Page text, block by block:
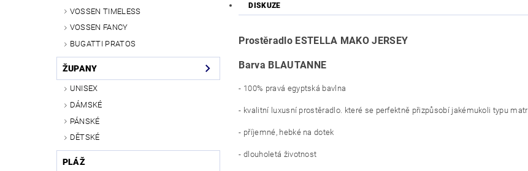
VOSSEN TIMELESS
VOSSEN FANCY
BUGATTI PRATOS
ŽUPANY
UNISEX
DÁMSKÉ
PÁNSKÉ
DĚTSKÉ
PLÁŽ
DISKUZE
Prostěradlo ESTELLA MAKO JERSEY
Barva BLAUTANNE
- 100% pravá egyptská bavlna
- kvalitní luxusní prostěradlo. které se perfektně přizpůsobí jakémukoli typu
- příjemné, hebké na dotek
- dlouholetá životnost